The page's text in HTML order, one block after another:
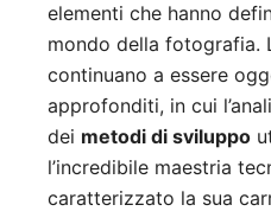
elementi che hanno
mondo della fotografia.
continuano a essere
approfonditi, in cui
dei metodi di sviluppo
l’incredibile maestria
caratterizzato la sua